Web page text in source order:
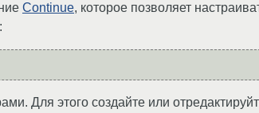
Continue, которое позволяет
Для этого создайте или